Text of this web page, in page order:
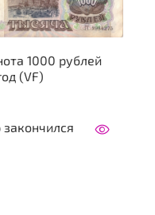
1000 рублей
(VF)
закончился